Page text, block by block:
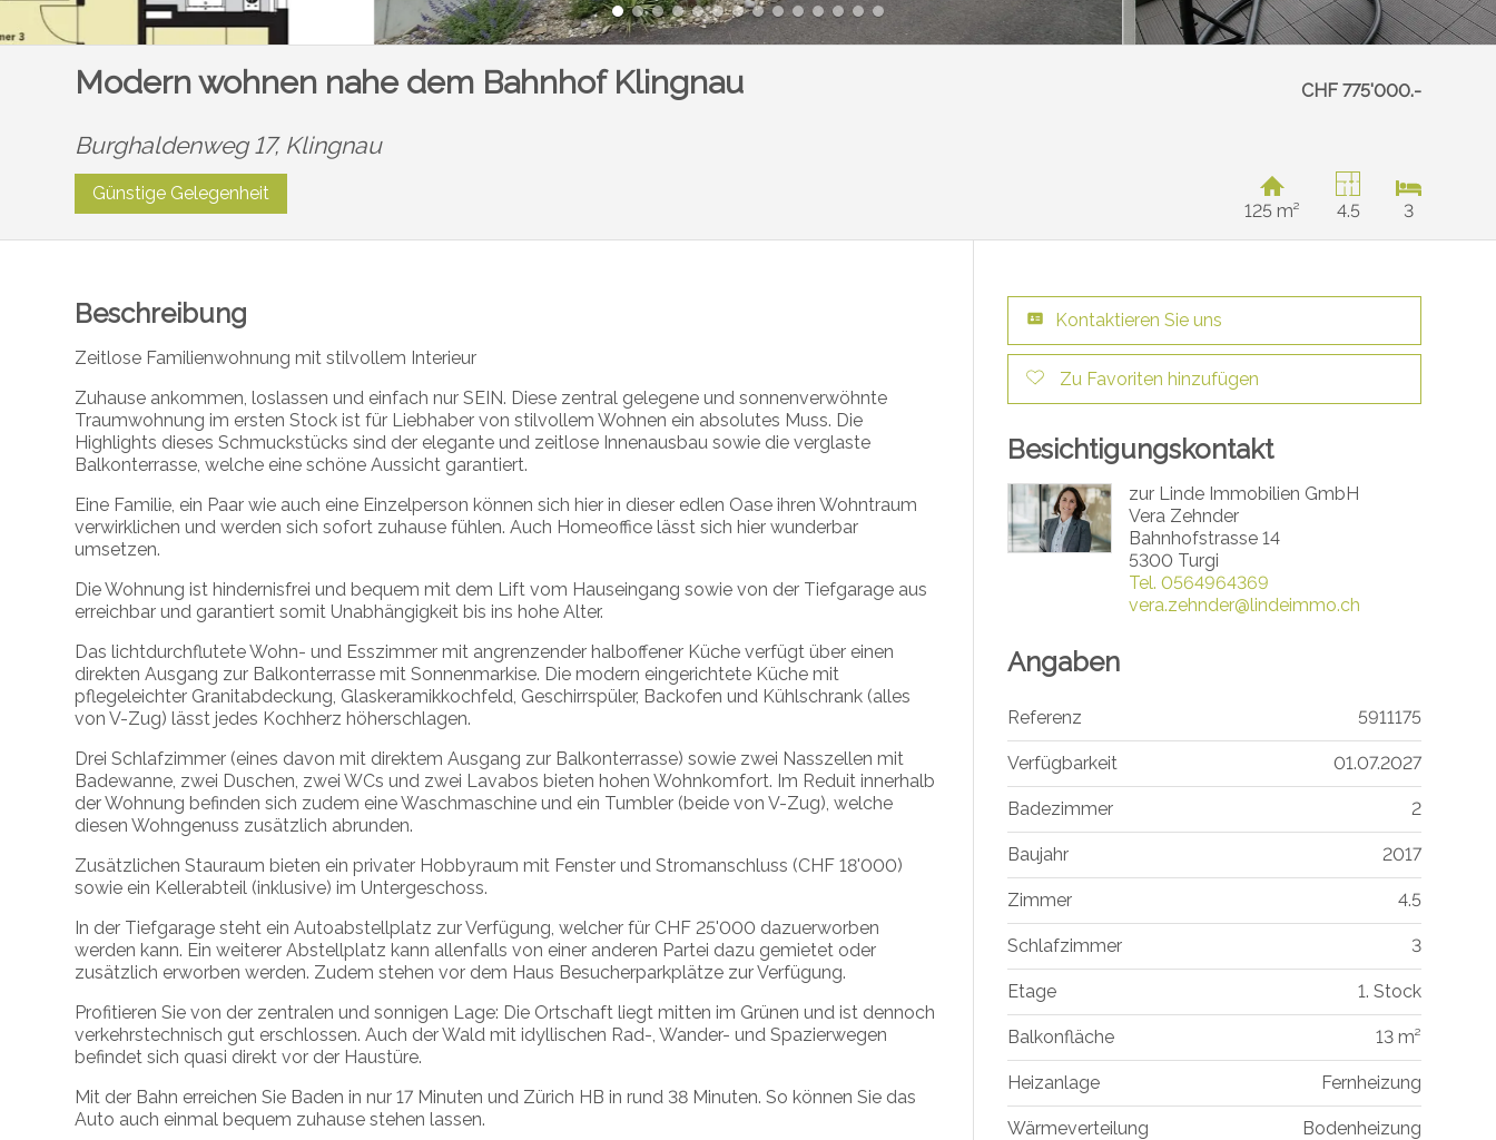
Modern wohnen nahe dem Bahnhof Klingnau CHF 775'000.-
Burghaldenweg 17, Klingnau
Günstige Gelegenheit
125 m²
4.5 3
Beschreibung
Zeitlose Familienwohnung mit stilvollem Interieur
Zuhause ankommen, loslassen und einfach nur SEIN. Diese zentral gelegene und sonnenverwöhnte
Traumwohnung im ersten Stock ist für Liebhaber von stilvollem Wohnen ein absolutes Muss. Die
Highlights dieses Schmuckstücks sind der elegante und zeitlose Innenausbau sowie die verglaste
Balkonterrasse, welche eine schöne Aussicht garantiert.
Eine Familie, ein Paar wie auch eine Einzelperson können sich hier in dieser edlen Oase ihren Wohntraum
verwirklichen und werden sich sofort zuhause fühlen. Auch Homeoffice lässt sich hier wunderbar
umsetzen.
Die Wohnung ist hindernisfrei und bequem mit dem Lift vom Hauseingang sowie von der Tiefgarage aus
erreichbar und garantiert somit Unabhängigkeit bis ins hohe Alter.
Das lichtdurchflutete Wohn- und Esszimmer mit angrenzender halboffener Küche verfügt über einen
direkten Ausgang zur Balkonterrasse mit Sonnenmarkise. Die modern eingerichtete Küche mit
pflegeleichter Granitabdeckung, Glaskeramikkochfeld, Geschirrspüler, Backofen und Kühlschrank (alles
von V-Zug) lässt jedes Kochherz höherschlagen.
Drei Schlafzimmer (eines davon mit direktem Ausgang zur Balkonterrasse) sowie zwei Nasszellen mit
Badewanne, zwei Duschen, zwei WCs und zwei Lavabos bieten hohen Wohnkomfort. Im Reduit innerhalb
der Wohnung befinden sich zudem eine Waschmaschine und ein Tumbler (beide von V-Zug), welche
diesen Wohngenuss zusätzlich abrunden.
Zusätzlichen Stauraum bieten ein privater Hobbyraum mit Fenster und Stromanschluss (CHF 18'000)
sowie ein Kellerabteil (inklusive) im Untergeschoss.
In der Tiefgarage steht ein Autoabstellplatz zur Verfügung, welcher für CHF 25'000 dazuerworben
werden kann. Ein weiterer Abstellplatz kann allenfalls von einer anderen Partei dazu gemietet oder
zusätzlich erworben werden. Zudem stehen vor dem Haus Besucherparkplätze zur Verfügung.
Profitieren Sie von der zentralen und sonnigen Lage: Die Ortschaft liegt mitten im Grünen und ist dennoch
verkehrstechnisch gut erschlossen. Auch der Wald mit idyllischen Rad-, Wander- und Spazierwegen
befindet sich quasi direkt vor der Haustüre.
Mit der Bahn erreichen Sie Baden in nur 17 Minuten und Zürich HB in rund 38 Minuten. So können Sie das
Auto auch einmal bequem zuhause stehen lassen.
Kontaktieren Sie uns
Zu Favoriten hinzufügen
Besichtigungskontakt
zur Linde Immobilien GmbH
Vera Zehnder
Bahnhofstrasse 14
5300 Turgi
Tel. 0564964369
vera.zehnder@lindeimmo.ch
Angaben
Referenz 5911175
Verfügbarkeit 01.07.2027
Badezimmer 2
Baujahr 2017
Zimmer 4.5
Schlafzimmer 3
Etage 1. Stock
Balkonfläche 13 m²
Heizanlage Fernheizung
Wärmeverteilung Bodenheizung